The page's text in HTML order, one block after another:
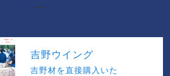
吉野ウイング
吉野材を直接購入いた